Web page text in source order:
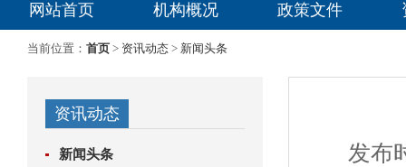
网站首页 机构概况 政策文件
专家委员会
当前位置： 首页 > 资讯动态 > 新闻头条
资讯动态
新闻头条 发布